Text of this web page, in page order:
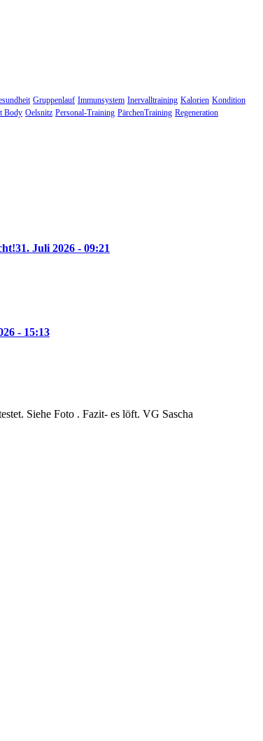
Gruppenlauf Immunsystem Inervalltraining Kalorien Kondition
Body Oelsnitz Personal-Training PärchenTraining Regeneration
31. Juli 2026 - 09:21
- 15:13
Siehe Foto . Fazit- es löft. VG Sascha